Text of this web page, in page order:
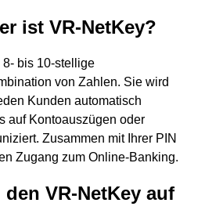
ist VR-NetKey?
bis 10-stellige
von Zahlen. Sie wird
Kunden automatisch
auf Kontoauszügen oder
Zusammen mit Ihrer PIN
Zugang zum Online-Banking.
VR-NetKey auf